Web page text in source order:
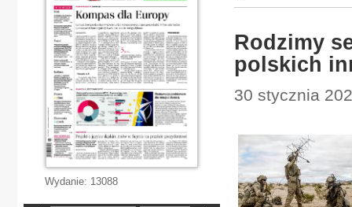
Rodzimy
polskich
30 stycznia
Wydanie: 13088